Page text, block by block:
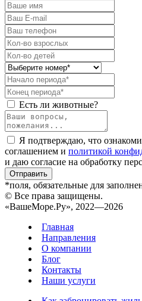
Есть ли животные?
Я подтверждаю, что
соглашением и политикой
и даю согласие на обработку
Отправить
*поля, обязательные для
© Все права защищены.
«ВашеМоре.Ру», 2022—2026
Главная
Направления
О компании
Блог
Контакты
Наши услуги